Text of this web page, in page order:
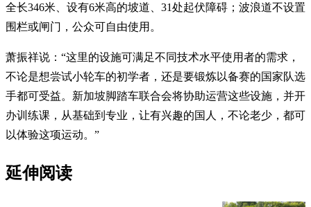
全长346米、设有6米高的坡道、31处起伏障碍；波浪道不设置
围栏或闸门，公众可自由使用。
萧振祥说：“这里的设施可满足不同技术水平使用者的需求，
不论是想尝试小轮车的初学者，还是要锻炼以备赛的国家队选
手都可受益。新加坡脚踏车联合会将协助运营这些设施，并开
办训练课，从基础到专业，让有兴趣的国人，不论老少，都可
以体验这项运动。”
延伸阅读